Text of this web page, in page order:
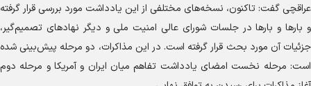
عراقچی گفت: تاکنون، نسخه‌های مختلفی از این یادداشت مورد بررسی قرار گرفته
و بار‌ها و بار‌ها در جلسات شورای عالی امنیت ملی و دیگر نهاد‌های تصمیم‌گیر،
جزئیات آن مورد بحث قرار گرفته است. در این مذاکرات، دو مرحله پیش‌بینی شده
است: مرحله نخست امضای یادداشت تفاهم میان ایران و آمریکا و مرحله دوم